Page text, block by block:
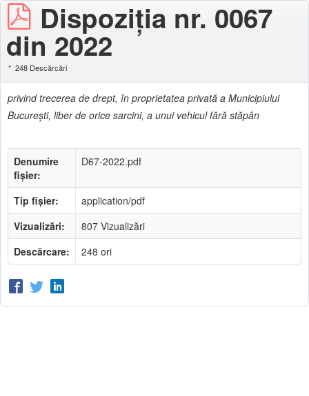
Dispoziția nr. 0067
din 2022
248 Descărcări
privind trecerea de drept, în proprietatea privată a Municipiului
Bucureşti, liber de orice sarcini, a unui vehicul fără stăpân
Denumire
fișier:
D67-2022.pdf
Tip fișier:
application/pdf
Vizualizări:
807 Vizualizări
Descărcare:
248 ori